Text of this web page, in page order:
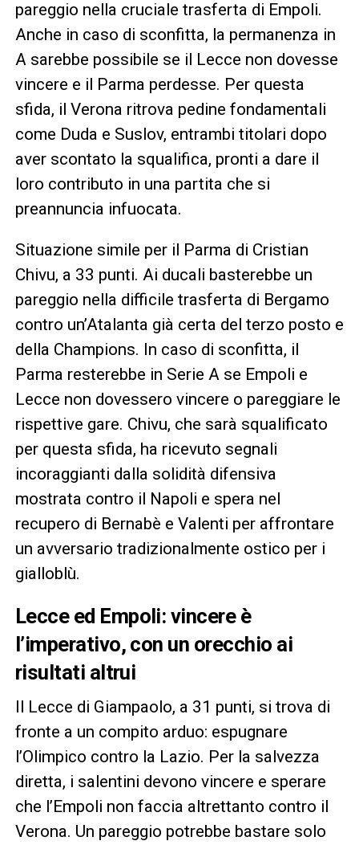
pareggio nella cruciale trasferta di Empoli.
Anche in caso di sconfitta, la permanenza in
A sarebbe possibile se il Lecce non dovesse
vincere e il Parma perdesse. Per questa
sfida, il Verona ritrova pedine fondamentali
come Duda e Suslov, entrambi titolari dopo
aver scontato la squalifica, pronti a dare il
loro contributo in una partita che si
preannuncia infuocata.
Situazione simile per il Parma di Cristian
Chivu, a 33 punti. Ai ducali basterebbe un
pareggio nella difficile trasferta di Bergamo
contro un’Atalanta già certa del terzo posto e
della Champions. In caso di sconfitta, il
Parma resterebbe in Serie A se Empoli e
Lecce non dovessero vincere o pareggiare le
rispettive gare. Chivu, che sarà squalificato
per questa sfida, ha ricevuto segnali
incoraggianti dalla solidità difensiva
mostrata contro il Napoli e spera nel
recupero di Bernabè e Valenti per affrontare
un avversario tradizionalmente ostico per i
gialloblù.
Lecce ed Empoli: vincere è
l’imperativo, con un orecchio ai
risultati altrui
Il Lecce di Giampaolo, a 31 punti, si trova di
fronte a un compito arduo: espugnare
l’Olimpico contro la Lazio. Per la salvezza
diretta, i salentini devono vincere e sperare
che l’Empoli non faccia altrettanto contro il
Verona. Un pareggio potrebbe bastare solo